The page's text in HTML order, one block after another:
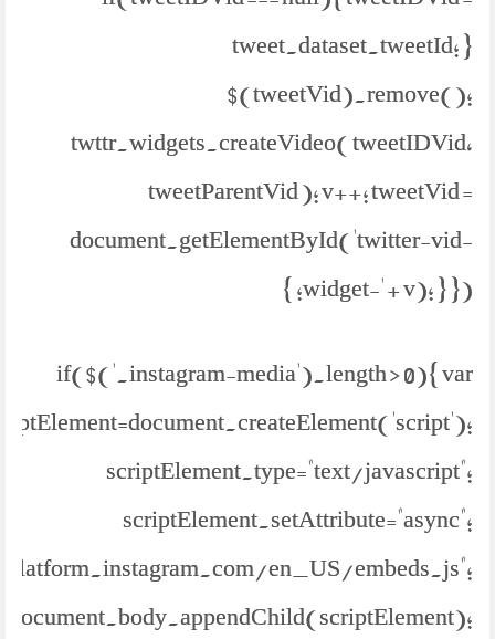
tweet.dataset.tweetId; }
$(tweetVid).remove();
twttr.widgets.createVideo( tweetIDVid,
tweetParentVid ); v++; tweetVid =
document.getElementById('twitter-vid-
widget-' + v); } }); }
if($('.instagram-media').length > 0){ var
scriptElement.type="text/javascript";
scriptElement.setAttribute="async";
en_US/embeds.js";
document.body.appendChild(scriptElement);